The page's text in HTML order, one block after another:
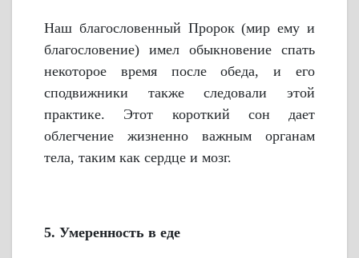
Наш благословенный Пророк (мир ему и
благословение) имел обыкновение спать
некоторое время после обеда, и его
сподвижники также следовали этой
практике. Этот короткий сон дает
облегчение жизненно важным органам
тела, таким как сердце и мозг.
5. Умеренность в еде